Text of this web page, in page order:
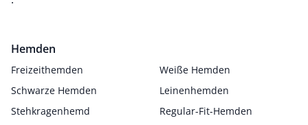
Hemden
Freizeithemden
Weiße Hemden
Schwarze Hemden
Leinenhemden
Stehkragenhemd
Regular-Fit-Hemden